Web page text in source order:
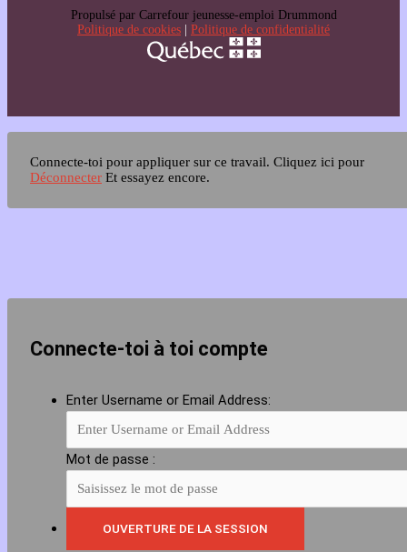
Propulsé par Carrefour jeunesse-emploi Drummond
Politique de cookies
Politique de confidentialité
Connecte-toi pour appliquer sur ce travail. Cliquez ici pour
Déconnecter Et essayez encore.
Connecte-toi à toi compte
Enter Username or Email Address:
Mot de passe :